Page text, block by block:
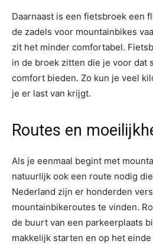
Daarnaast is een fietsbroek een
de zadels voor mountainbikes
zit het minder comfortabel.
in de broek zitten die je voor dat
comfort bieden. Zo kun je veel
je er last van krijgt.
Routes en
Als je eenmaal begint met
natuurlijk ook een route nodig
Nederland zijn er honderden
mountainbikeroutes te vinden.
de buurt van een parkeerplaats
makkelijk starten en op het